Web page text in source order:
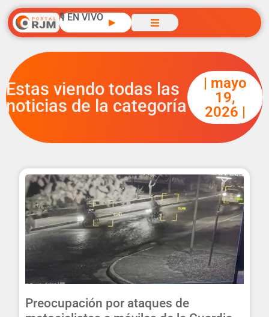
🎙️ EN VIVO ▶
Estas viendo todas las
noticias de la categoría
| mayo
19,
2026 |
Preocupación por ataques de